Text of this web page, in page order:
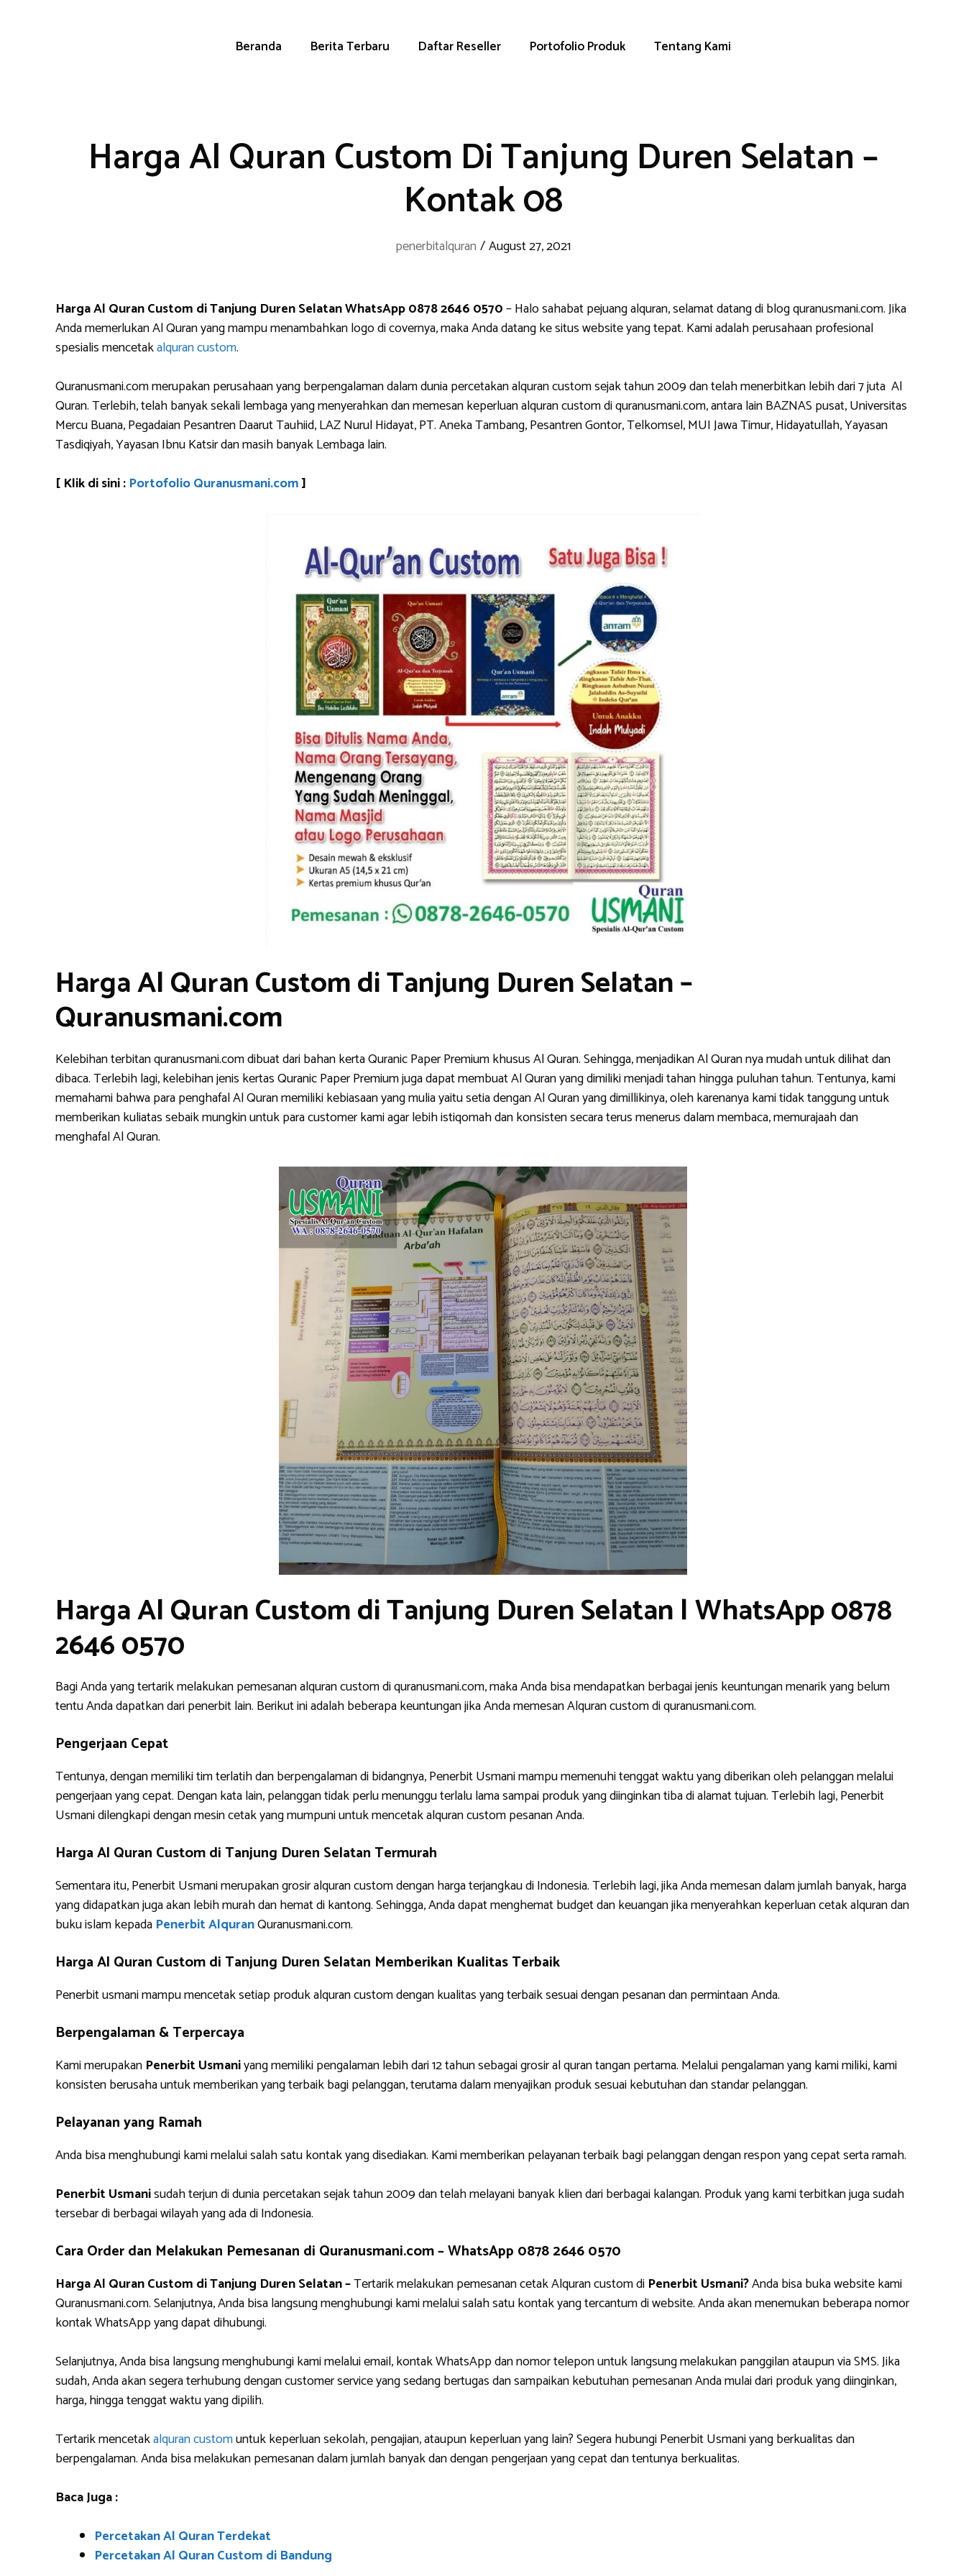
Beranda Berita Terbaru Daftar Reseller Portofolio Produk Tentang Kami
Harga Al Quran Custom Di Tanjung Duren Selatan –
Kontak 08
penerbitalquran /August 27, 2021
Harga Al Quran Custom di Tanjung Duren Selatan WhatsApp 0878 2646 0570– Halo sahabat pejuang alquran, selamat datang di blog quranusmani.com. Jika
Anda memerlukan Al Quran yang mampu menambahkan logo di covernya, maka Anda datang ke situs website yang tepat. Kami adalah perusahaan profesional
spesialis mencetakalquran custom.
Quranusmani.com merupakan perusahaan yang berpengalaman dalam dunia percetakan alquran custom sejak tahun 2009 dan telah menerbitkan lebih dari 7 juta Al
Quran. Terlebih, telah banyak sekali lembaga yang menyerahkan dan memesan keperluan alquran custom di quranusmani.com, antara lain BAZNAS pusat, Universitas
Mercu Buana, Pegadaian Pesantren Daarut Tauhiid, LAZ Nurul Hidayat, PT. Aneka Tambang, Pesantren Gontor, Telkomsel, MUI Jawa Timur, Hidayatullah, Yayasan
Tasdiqiyah, Yayasan Ibnu Katsir dan masih banyak Lembaga lain.
[ Klik di sini : Portofolio Quranusmani.com]
Harga Al Quran Custom di Tanjung Duren Selatan –
Quranusmani.com
Kelebihan terbitan quranusmani.com dibuat dari bahan kerta Quranic Paper Premium khusus Al Quran. Sehingga, menjadikan Al Quran nya mudah untuk dilihat dan
dibaca. Terlebih lagi, kelebihan jenis kertas Quranic Paper Premium juga dapat membuat Al Quran yang dimiliki menjadi tahan hingga puluhan tahun. Tentunya, kami
memahami bahwa para penghafal Al Quran memiliki kebiasaan yang mulia yaitu setia dengan Al Quran yang dimillikinya, oleh karenanya kami tidak tanggung untuk
memberikan kuliatas sebaik mungkin untuk para customer kami agar lebih istiqomah dan konsisten secara terus menerus dalam membaca, memurajaah dan
menghafal Al Quran.
Harga Al Quran Custom di Tanjung Duren Selatan | WhatsApp 0878
2646 0570
Bagi Anda yang tertarik melakukan pemesanan alquran custom di quranusmani.com, maka Anda bisa mendapatkan berbagai jenis keuntungan menarik yang belum
tentu Anda dapatkan dari penerbit lain. Berikut ini adalah beberapa keuntungan jika Anda memesan Alquran custom di quranusmani.com.
Pengerjaan Cepat
Tentunya, dengan memiliki tim terlatih dan berpengalaman di bidangnya, Penerbit Usmani mampu memenuhi tenggat waktu yang diberikan oleh pelanggan melalui
pengerjaan yang cepat. Dengan kata lain, pelanggan tidak perlu menunggu terlalu lama sampai produk yang diinginkan tiba di alamat tujuan. Terlebih lagi, Penerbit
Usmani dilengkapi dengan mesin cetak yang mumpuni untuk mencetak alquran custom pesanan Anda.
Harga Al Quran Custom di Tanjung Duren Selatan Termurah
Sementara itu, Penerbit Usmani merupakan grosir alquran custom dengan harga terjangkau di Indonesia. Terlebih lagi, jika Anda memesan dalam jumlah banyak, harga
yang didapatkan juga akan lebih murah dan hemat di kantong. Sehingga, Anda dapat menghemat budget dan keuangan jika menyerahkan keperluan cetak alquran dan
buku islam kepada Penerbit AlquranQuranusmani.com.
Harga Al Quran Custom di Tanjung Duren Selatan Memberikan Kualitas Terbaik
Penerbit usmani mampu mencetak setiap produk alquran custom dengan kualitas yang terbaik sesuai dengan pesanan dan permintaan Anda.
Berpengalaman & Terpercaya
Kami merupakan Penerbit Usmaniyang memiliki pengalaman lebih dari 12 tahun sebagai grosir al quran tangan pertama. Melalui pengalaman yang kami miliki, kami
konsisten berusaha untuk memberikan yang terbaik bagi pelanggan, terutama dalam menyajikan produk sesuai kebutuhan dan standar pelanggan.
Pelayanan yang Ramah
Anda bisa menghubungi kami melalui salah satu kontak yang disediakan. Kami memberikan pelayanan terbaik bagi pelanggan dengan respon yang cepat serta ramah.
Penerbit Usmanisudah terjun di dunia percetakan sejak tahun 2009 dan telah melayani banyak klien dari berbagai kalangan. Produk yang kami terbitkan juga sudah
tersebar di berbagai wilayah yang ada di Indonesia.
Cara Order dan Melakukan Pemesanan di Quranusmani.com –WhatsApp 0878 2646 0570
Harga Al Quran Custom di Tanjung Duren Selatan –Tertarik melakukan pemesanan cetak Alquran custom di Penerbit Usmani?Anda bisa buka website kami
Quranusmani.com. Selanjutnya, Anda bisa langsung menghubungi kami melalui salah satu kontak yang tercantum di website. Anda akan menemukan beberapa nomor
kontak WhatsApp yang dapat dihubungi.
Selanjutnya, Anda bisa langsung menghubungi kami melalui email, kontak WhatsApp dan nomor telepon untuk langsung melakukan panggilan ataupun via SMS. Jika
sudah, Anda akan segera terhubung dengan customer service yang sedang bertugas dan sampaikan kebutuhan pemesanan Anda mulai dari produk yang diinginkan,
harga, hingga tenggat waktu yang dipilih.
Tertarik mencetakalquran customuntuk keperluan sekolah, pengajian, ataupun keperluan yang lain? Segera hubungi Penerbit Usmani yang berkualitas dan
berpengalaman. Anda bisa melakukan pemesanan dalam jumlah banyak dan dengan pengerjaan yang cepat dan tentunya berkualitas.
Baca Juga :
Percetakan Al Quran Terdekat
Percetakan Al Quran Custom di Bandung